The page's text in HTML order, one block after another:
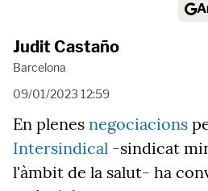
Judit Castaño
Barcelona
09/01/2023 12:59
En plenes negociacions
Intersindical -sindicat
l'àmbit de la salut- ha